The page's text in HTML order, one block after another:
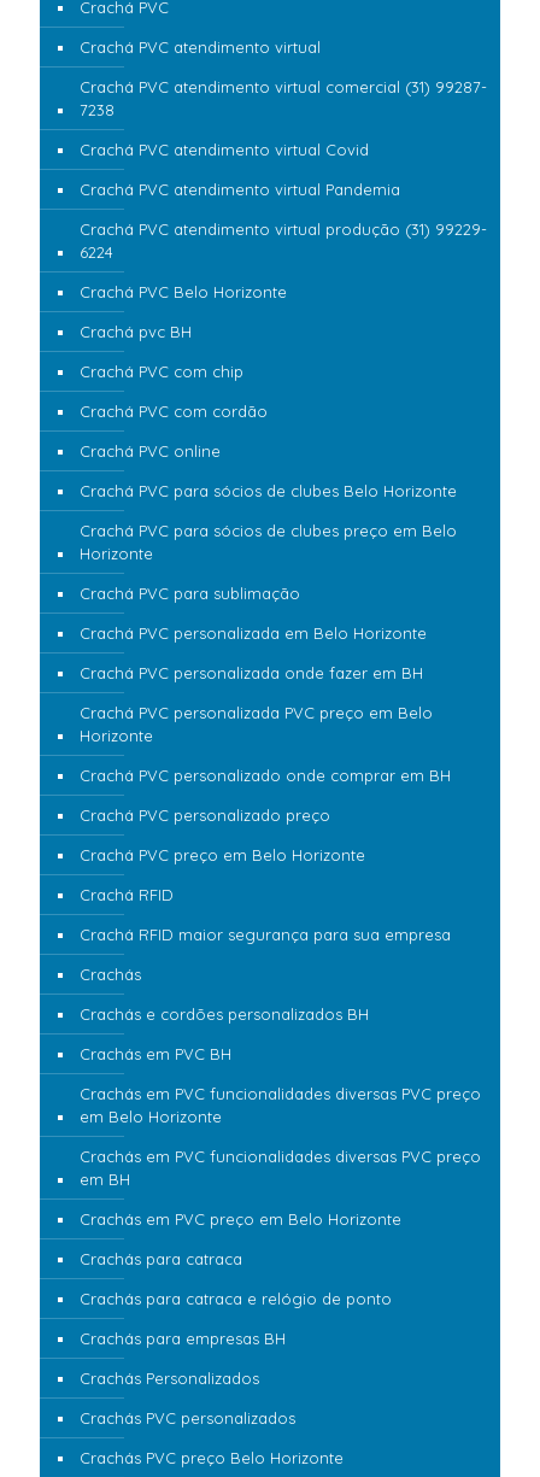
Crachá PVC
Crachá PVC atendimento virtual
Crachá PVC atendimento virtual comercial (31) 99287-
7238
Crachá PVC atendimento virtual Covid
Crachá PVC atendimento virtual Pandemia
Crachá PVC atendimento virtual produção (31) 99229-
6224
Crachá PVC Belo Horizonte
Crachá pvc BH
Crachá PVC com chip
Crachá PVC com cordão
Crachá PVC online
Crachá PVC para sócios de clubes Belo Horizonte
Crachá PVC para sócios de clubes preço em Belo
Horizonte
Crachá PVC para sublimação
Crachá PVC personalizada em Belo Horizonte
Crachá PVC personalizada onde fazer em BH
Crachá PVC personalizada PVC preço em Belo
Horizonte
Crachá PVC personalizado onde comprar em BH
Crachá PVC personalizado preço
Crachá PVC preço em Belo Horizonte
Crachá RFID
Crachá RFID maior segurança para sua empresa
Crachás
Crachás e cordões personalizados BH
Crachás em PVC BH
Crachás em PVC funcionalidades diversas PVC preço
em Belo Horizonte
Crachás em PVC funcionalidades diversas PVC preço
em BH
Crachás em PVC preço em Belo Horizonte
Crachás para catraca
Crachás para catraca e relógio de ponto
Crachás para empresas BH
Crachás Personalizados
Crachás PVC personalizados
Crachás PVC preço Belo Horizonte